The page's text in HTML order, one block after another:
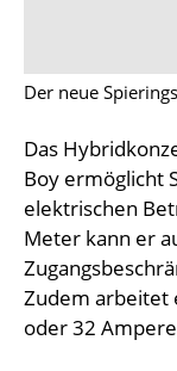
Der neue
Das
Boy ermöglicht
elektrischen
Meter kann er
Zudem arbeitet
oder 32